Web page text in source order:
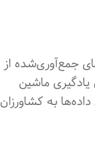
جمع‌آوری‌شده از
ماشین
به کشاورزان